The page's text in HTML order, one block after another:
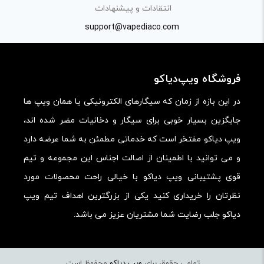
امکانات و قابلیت ها:
انتقادات و پیشنهادات
support@vapediaco.com
فروشگاه ویپ‌دیاکو
در این بازه از زمان که سیگارهای الکترونیکی یا همان ویپ ها
جایگزین بسیار خوبی برای سیگار و دخانیات مضر شده اند،
ویپ دیاکو مفتخر است که خدماتی مطمئن به شما عرضه دارد
و می توانید با اطمینان از اصالت اجناس این مجموعه و تیم
قوی پشتیبانی ویپ دیاکو با خیالی راحت محصولات مورد
نظرتان را خریداری کنید یکی از بزرگترین اهداف تیم ویپ
دیاکو جلب رضایت شما مشتریان عزیز می باشد.